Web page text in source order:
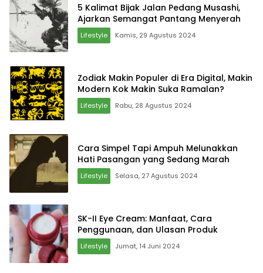
5 Kalimat Bijak Jalan Pedang Musashi,
Ajarkan Semangat Pantang Menyerah
Lifestyle Kamis, 29 Agustus 2024
Zodiak Makin Populer di Era Digital, Makin
Modern Kok Makin Suka Ramalan?
Lifestyle Rabu, 28 Agustus 2024
Cara Simpel Tapi Ampuh Melunakkan
Hati Pasangan yang Sedang Marah
Lifestyle Selasa, 27 Agustus 2024
SK-II Eye Cream: Manfaat, Cara
Penggunaan, dan Ulasan Produk
Lifestyle Jumat, 14 Juni 2024